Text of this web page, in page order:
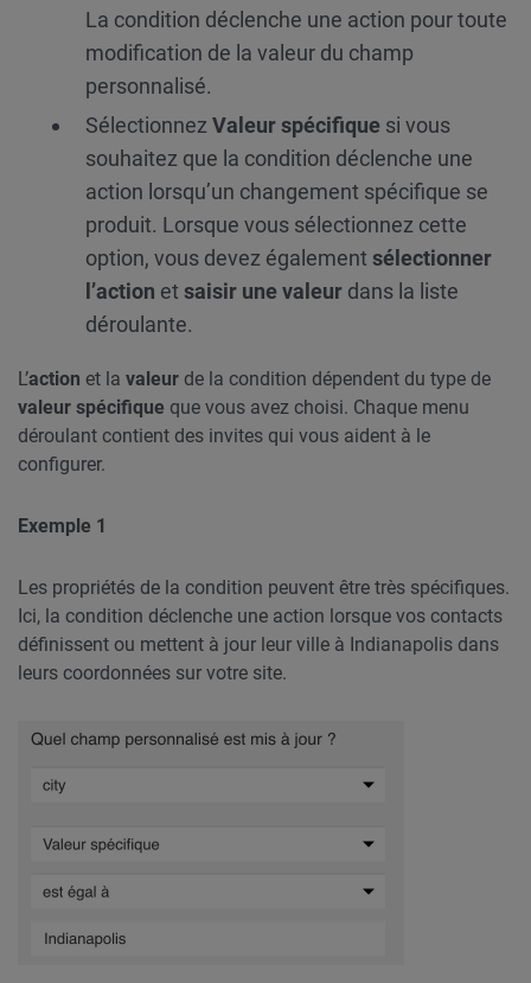
La condition déclenche une action pour toute
modification de la valeur du champ
personnalisé.
Sélectionnez Valeur spécifique si vous
souhaitez que la condition déclenche une
action lorsqu’un changement spécifique se
produit. Lorsque vous sélectionnez cette
option, vous devez également sélectionner
l’action et saisir une valeur dans la liste
déroulante.
L’action et la valeur de la condition dépendent du type de
valeur spécifique que vous avez choisi. Chaque menu
déroulant contient des invites qui vous aident à le
configurer.
Exemple 1
Les propriétés de la condition peuvent être très spécifiques.
Ici, la condition déclenche une action lorsque vos contacts
définissent ou mettent à jour leur ville à Indianapolis dans
leurs coordonnées sur votre site.